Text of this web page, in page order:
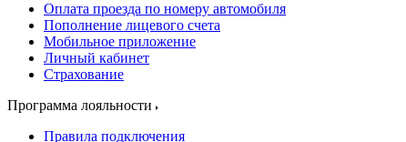
Оплата проезда по номеру автомобиля
Пополнение лицевого счета
Мобильное приложение
Личный кабинет
Страхование
Программа лояльности
Правила подключения